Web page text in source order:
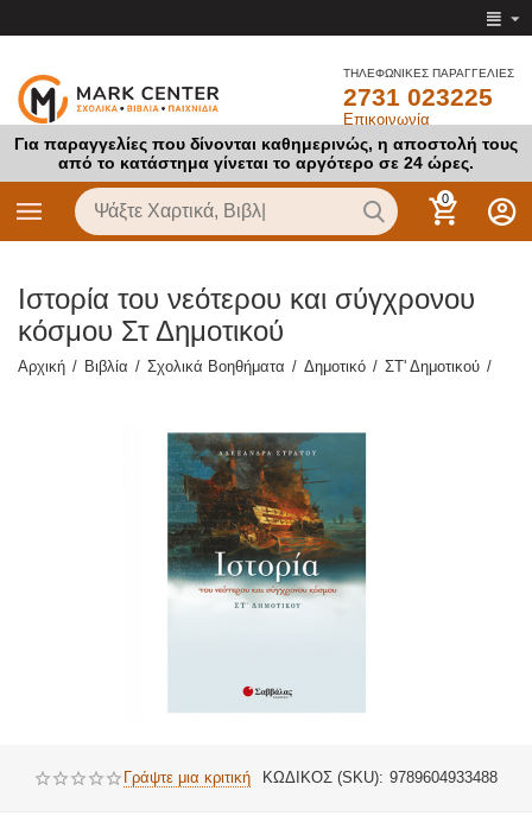
ΤΗΛΕΦΩΝΙΚΕΣ ΠΑΡΑΓΓΕΛΙΕΣ
2731 023225
Επικοινωνία
Για παραγγελίες που δίνονται καθημερινώς, η αποστολή τους
από το κατάστημα γίνεται το αργότερο σε 24 ώρες.
0
Ιστορία του νεότερου και σύγχρονου
κόσμου Στ Δημοτικού
Αρχική / Βιβλία / Σχολικά Βοηθήματα / Δημοτικό / ΣΤ' Δημοτικού /
Γράψτε μια κριτική ΚΩΔΙΚΟΣ (SKU): 9789604933488